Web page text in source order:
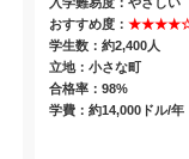
おすすめ度：
学生数：約2,400人
立地：小さな町
合格率：98%
学費：約14,000ドル/年